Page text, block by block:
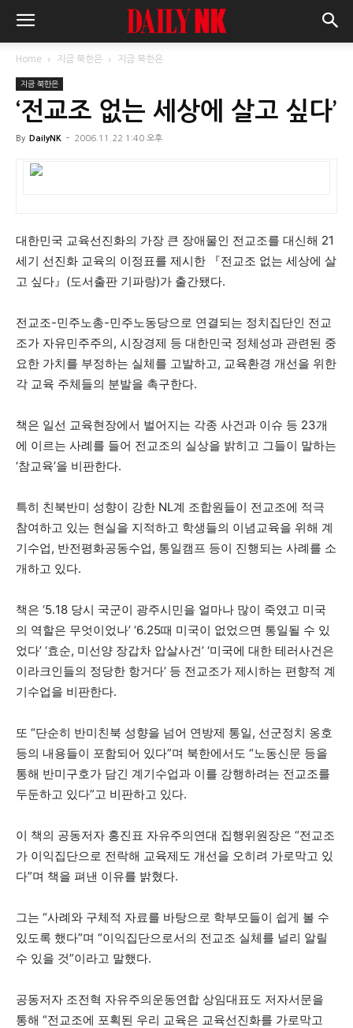
Home 지금 북한은 지금 북한은
지금 북한은
‘전교조 없는 세상에 살고 싶다’
By DailyNK - 2006.11.22 1:40 오후
대한민국 교육선진화의 가장 큰 장애물인 전교조를 대신해 21
세기 선진화 교육의 이정표를 제시한 『전교조 없는 세상에 살
고 싶다』(도서출판 기파랑)가 출간됐다.
전교조-민주노총-민주노동당으로 연결되는 정치집단인 전교
조가 자유민주주의, 시장경제 등 대한민국 정체성과 관련된 중
요한 가치를 부정하는 실체를 고발하고, 교육환경 개선을 위한
각 교육 주체들의 분발을 촉구한다.
책은 일선 교육현장에서 벌어지는 각종 사건과 이슈 등 23개
에 이르는 사례를 들어 전교조의 실상을 밝히고 그들이 말하는
‘참교육’을 비판한다.
특히 친북반미 성향이 강한 NL계 조합원들이 전교조에 적극
참여하고 있는 현실을 지적하고 학생들의 이념교육을 위해 계
기수업, 반전평화공동수업, 통일캠프 등이 진행되는 사례를 소
개하고 있다.
책은 ‘5․18 당시 국군이 광주시민을 얼마나 많이 죽였고 미국
의 역할은 무엇이었나’ ‘6․25때 미국이 없었으면 통일될 수 있
었다’ ‘효순, 미선양 장갑차 압살사건’ ‘미국에 대한 테러사건은
이라크인들의 정당한 항거다’ 등 전교조가 제시하는 편향적 계
기수업을 비판한다.
또 “단순히 반미친북 성향을 넘어 연방제 통일, 선군정치 옹호
등의 내용들이 포함되어 있다”며 북한에서도 “노동신문 등을
통해 반미구호가 담긴 계기수업과 이를 강행하려는 전교조를
두둔하고 있다”고 비판하고 있다.
이 책의 공동저자 홍진표 자유주의연대 집행위원장은 “전교조
가 이익집단으로 전락해 교육제도 개선을 오히려 가로막고 있
다”며 책을 펴낸 이유를 밝혔다.
그는 “사례와 구체적 자료를 바탕으로 학부모들이 쉽게 볼 수
있도록 했다”며 “이익집단으로서의 전교조 실체를 널리 알릴
수 있을 것”이라고 말했다.
공동저자 조전혁 자유주의운동연합 상임대표도 저자서문을
통해 “전교조에 포획된 우리 교육은 교육선진화를 가로막고